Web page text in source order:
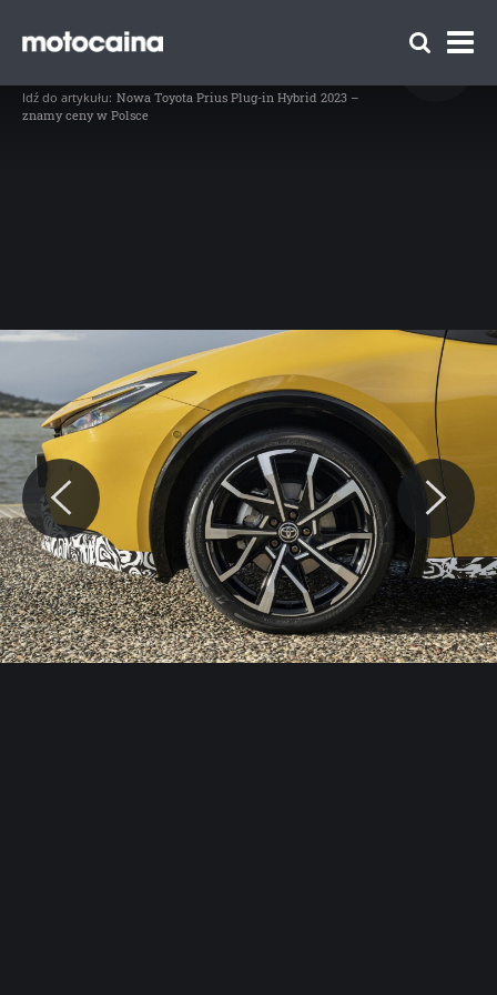
Nowa Toyota Prius Plug-in Hybrid 2023 -
zdjęcie 39
Idź do artykułu: Nowa Toyota Prius Plug-in Hybrid 2023 –
znamy ceny w Polsce
Polityka prywatności
Reklama
Kontakt
© Motocaina.pl All rights reserved.